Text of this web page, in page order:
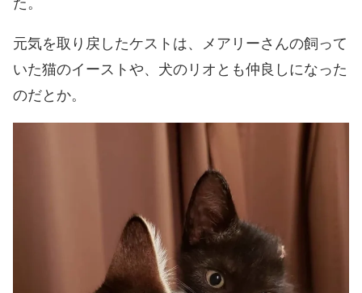
た。
元気を取り戻したケストは、メアリーさんの飼って
いた猫のイーストや、犬のリオとも仲良しになった
のだとか。